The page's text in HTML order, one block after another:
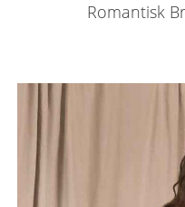
Romantisk